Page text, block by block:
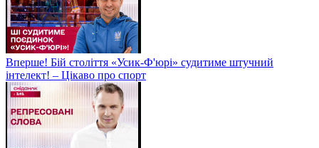
Вперше! Бій століття «Усик-Ф'юрі» судитиме штучний
інтелект! – Цікаво про спорт